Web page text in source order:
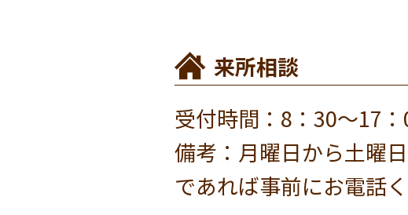
来所相談
受付時間：8：30～17
備考：月曜日から土曜
であれば事前にお電話く